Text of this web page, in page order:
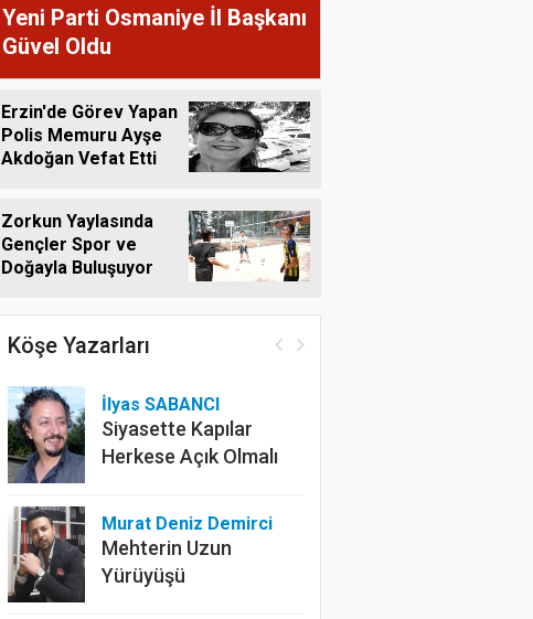
Yeni Parti Osmaniye İl Başkanı
Güvel Oldu
Erzin'de Görev Yapan
Polis Memuru Ayşe
Akdoğan Vefat Etti
Zorkun Yaylasında
Gençler Spor ve
Doğayla Buluşuyor
Köşe Yazarları
İlyas SABANCI
Siyasette Kapılar
Herkese Açık Olmalı
Murat Deniz Demirci
Mehterin Uzun
Yürüyüşü